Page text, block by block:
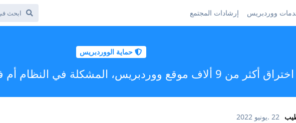
ووردبريس إرشادات المجتمع
حماية الووردبريس
اختراق أكثر من 9 ألاف موقع ووردبريس، المشكلة في النظام أم في المستخدم ؟
22 .يونيو 2022